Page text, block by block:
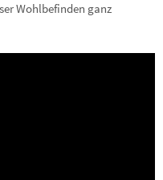
Wohlbefinden ganz